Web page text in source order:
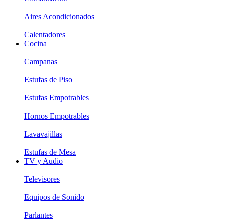
Aires Acondicionados
Calentadores
Cocina
Campanas
Estufas de Piso
Estufas Empotrables
Hornos Empotrables
Lavavajillas
Estufas de Mesa
TV y Audio
Televisores
Equipos de Sonido
Parlantes